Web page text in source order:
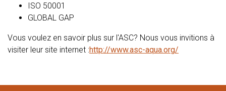
ISO 50001
GLOBAL GAP
Vous voulez en savoir plus sur l'ASC? Nous vous invitions à
visiter leur site internet :http://www.asc-aqua.org/